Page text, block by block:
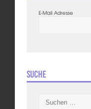
E-Mail Adresse
Suche
nach: